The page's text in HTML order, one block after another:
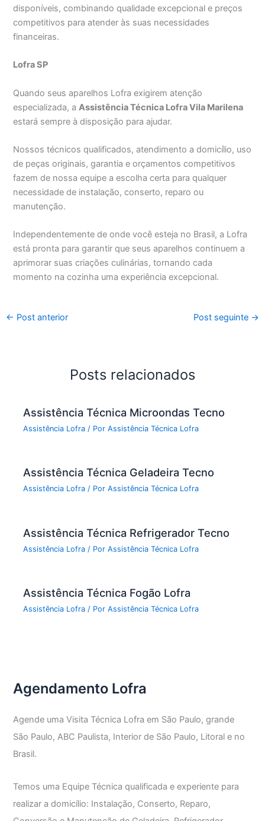
disponíveis, combinando qualidade excepcional e preços
competitivos para atender às suas necessidades
financeiras.
Lofra SP
Quando seus aparelhos Lofra exigirem atenção
especializada, a Assistência Técnica Lofra Vila Marilena
estará sempre à disposição para ajudar.
Nossos técnicos qualificados, atendimento a domicílio, uso
de peças originais, garantia e orçamentos competitivos
fazem de nossa equipe a escolha certa para qualquer
necessidade de instalação, conserto, reparo ou
manutenção.
Independentemente de onde você esteja no Brasil, a Lofra
está pronta para garantir que seus aparelhos continuem a
aprimorar suas criações culinárias, tornando cada
momento na cozinha uma experiência excepcional.
← Post anterior Post seguinte →
Posts relacionados
Assistência Técnica Microondas Tecno
Assistência Lofra / PorAssistência Técnica Lofra
Assistência Técnica Geladeira Tecno
Assistência Lofra / PorAssistência Técnica Lofra
Assistência Técnica Refrigerador Tecno
Assistência Lofra / PorAssistência Técnica Lofra
Assistência Técnica Fogão Lofra
Assistência Lofra / PorAssistência Técnica Lofra
Agendamento Lofra
Agende uma Visita Técnica Lofra em São Paulo, grande
São Paulo, ABC Paulista, Interior de São Paulo, Litoral e no
Brasil.
Temos uma Equipe Técnica qualificada e experiente para
realizar a domicílio: Instalação, Conserto, Reparo,